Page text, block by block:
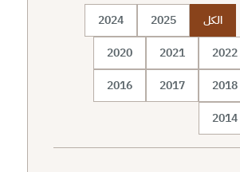
الكل 2025
2024
2022
2021
2020
2018
2017
2016
2014